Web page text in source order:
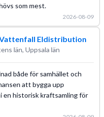
som mest.
2026-08-09
Eldistribution
län, Uppsala län
både för samhället och
att bygga upp
en historisk kraftsamling för